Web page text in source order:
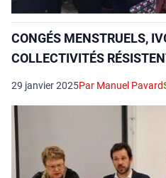
CONGÉS MENSTRUELS,
COLLECTIVITÉS
29 janvier 2025Par Manuel Pavard